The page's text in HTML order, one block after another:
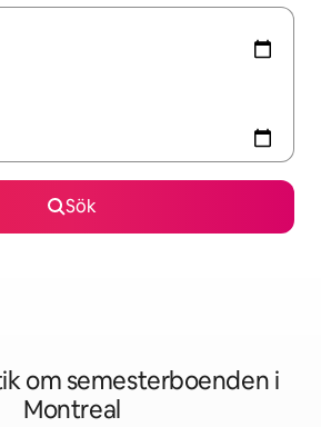
Sök
om semesterboenden i
Montreal